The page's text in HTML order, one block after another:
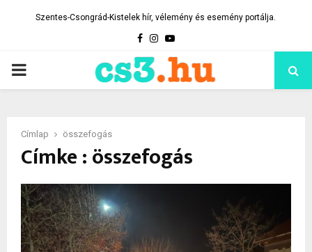
Szentes-Csongrád-Kistelek hír, vélemény és esemény portálja.
Facebook
Instagram
Youtube
PRIMARY
Címlap összefogás
Címke : összefogás